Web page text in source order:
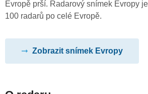
Evropě prší. Radarový snímek Evropy
100 radarů po celé Evropě.
Zobrazit snímek Evropy